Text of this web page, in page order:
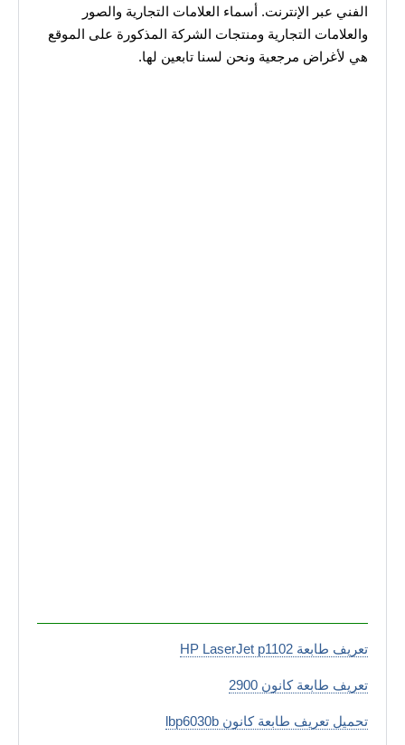
الفني عبر الإنترنت. أسماء العلامات التجارية والصور
والعلامات التجارية ومنتجات الشركة المذكورة على الموقع
هي لأغراض مرجعية ونحن لسنا تابعين لها.
تعريف طابعة HP LaserJet p1102
تعريف طابعة كانون 2900
تحميل تعريف طابعة كانون lbp6030b